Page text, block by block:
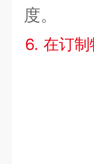
度。
⒍ 在订制